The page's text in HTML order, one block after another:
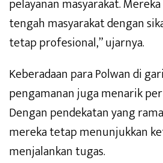
pelayanan masyarakat.
tengah masyarakat dengan
tetap profesional,” ujarnya.
Keberadaan para Polwan di
pengamanan juga menarik
Dengan pendekatan yang
mereka tetap menunjukkan
menjalankan tugas.